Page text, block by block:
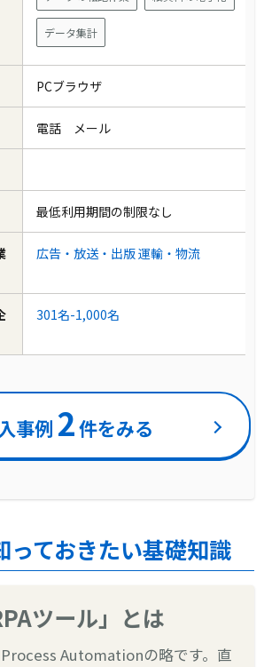
データ集計
PCブラウザ
電話 メール
最低利用期間の制限なし
広告・放送・出版運輸・物流
301名-1,000名
事例 2件をみる
っておきたい基礎知識
ツール」とは
Automationの略です。直